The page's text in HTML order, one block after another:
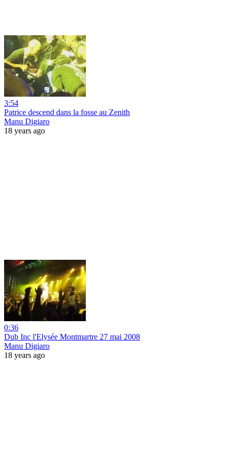
3:54
Patrice descend dans la fosse au Zenith
Manu Digiaro
18 years ago
0:36
Dub Inc l'Elysée Montmartre 27 mai 2008
Manu Digiaro
18 years ago